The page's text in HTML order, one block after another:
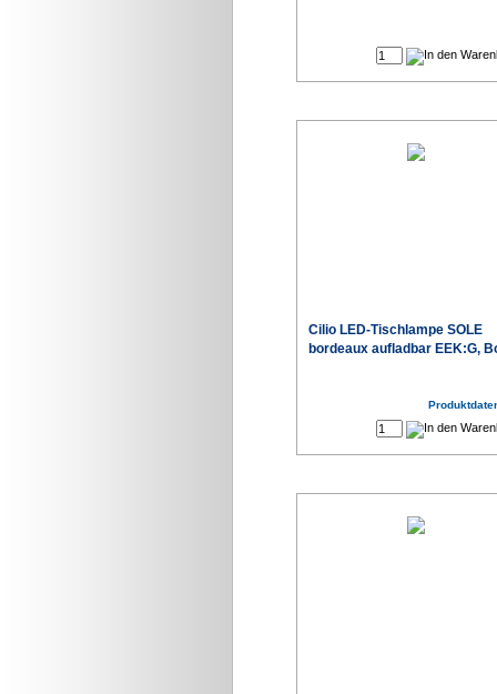
Cilio LED-Tischlampe SOLE
bordeaux aufladbar EEK:G,